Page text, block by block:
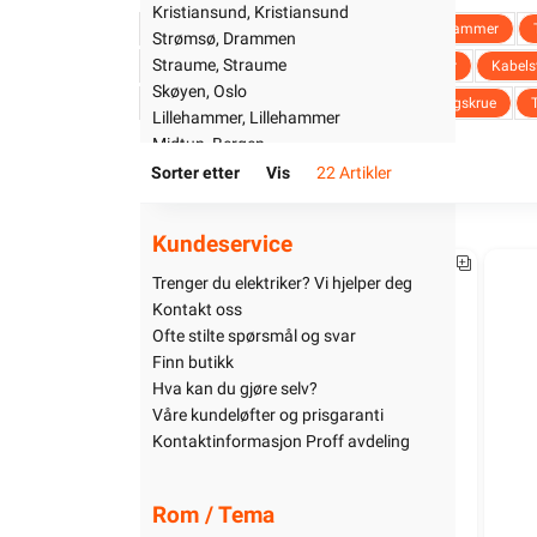
Uterom
Bad
Kjøkken
Startpakke/Pakkeløsning
Metallklammer TKK 6x9 spiker
18mm 100stk
314,90
150+ på lager
Kristiansund, Kristiansund
Strømsø, Drammen
Straume, Straume
Skøyen, Oslo
Lillehammer, Lillehammer
Midtun, Bergen
Larvik, Larvik
Kundeservice
Trenger du elektriker? Vi hjelper deg
Kontakt oss
Ofte stilte spørsmål og svar
Finn butikk
Hva kan du gjøre selv?
Våre kundeløfter og prisgaranti
Kontaktinformasjon Proff avdeling
Rom / Tema
Ledningslist Castor Klammer
TK-klamme Plugg Skruer / Gipsanker
Armaturskinne Betongskrue
Sorter etter Vis 22 Artikler